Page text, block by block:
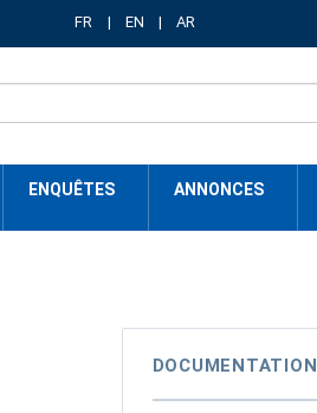
FR EN AR
ENQUÊTES ANNONCES
DOCUMENTATION